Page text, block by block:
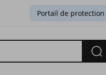
Portail de protection